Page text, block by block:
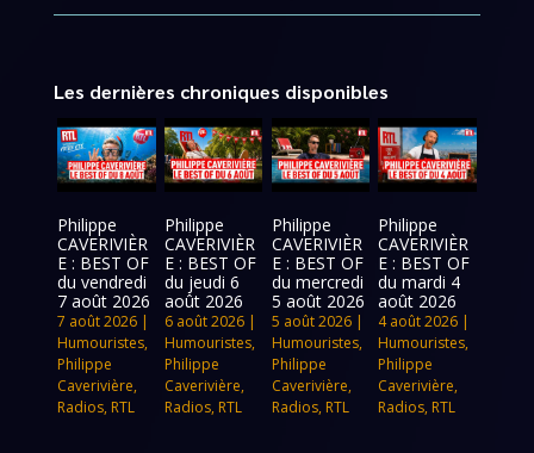
Les dernières chroniques disponibles
Philippe
CAVERIVIÈR
E : BEST OF
du vendredi
7 août 2026
7 août 2026 |
Humouristes,
Philippe
Caverivière,
Radios, RTL
Philippe
CAVERIVIÈR
E : BEST OF
du jeudi 6
août 2026
6 août 2026|
Humouristes,
Philippe
Caverivière,
Radios, RTL
Philippe
CAVERIVIÈR
E : BEST OF
du mercredi
5 août 2026
5 août 2026|
Humouristes,
Philippe
Caverivière,
Radios, RTL
Philippe
CAVERIVIÈR
E : BEST OF
du mardi 4
août 2026
4 août 2026 |
Humouristes,
Philippe
Caverivière,
Radios, RTL